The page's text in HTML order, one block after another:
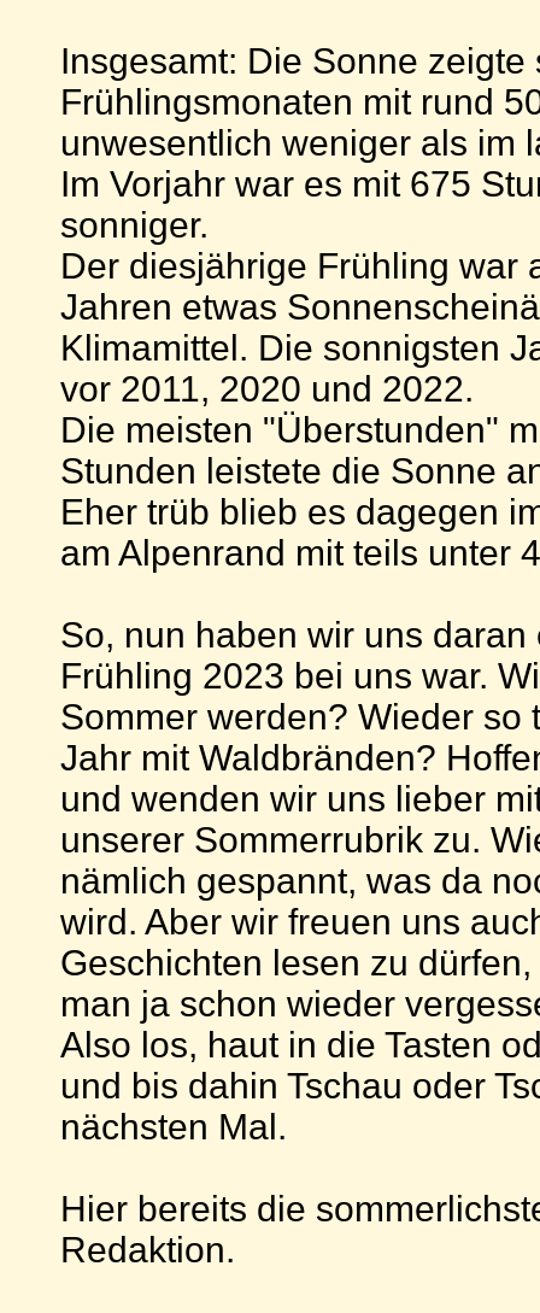
Insgesamt: Die Sonne zeigte
Frühlingsmonaten mit rund
unwesentlich weniger als im
Im Vorjahr war es mit 675
sonniger.
Der diesjährige Frühling war
Jahren etwas
Klimamittel. Die sonnigsten
vor 2011, 2020 und 2022.
Die meisten "Überstunden"
Stunden leistete die Sonne
Eher trüb blieb es dagegen
am Alpenrand mit teils unter
So, nun haben wir uns
Frühling 2023 bei uns war.
Sommer werden? Wieder so
Jahr mit Waldbränden?
und wenden wir uns lieber
unserer Sommerrubrik zu.
nämlich gespannt, was da
wird. Aber wir freuen uns
Geschichten lesen zu
man ja schon wieder
Also los, haut in die Tasten
und bis dahin Tschau oder
nächsten Mal.
Hier bereits die
Redaktion.